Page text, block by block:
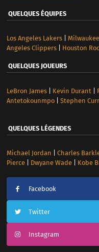
QUELQUES ÉQUIPES
Los Angeles Lakers|
Angeles Clippers| Houston
QUELQUES JOUEURS
LeBron James| Kevin Durant
Antetokounmpo| Stephen
QUELQUES LÉGENDES
Michael Jordan Charles
Pierce| Dwyane Wade| Kobe
Facebook
Twitter
Instagram